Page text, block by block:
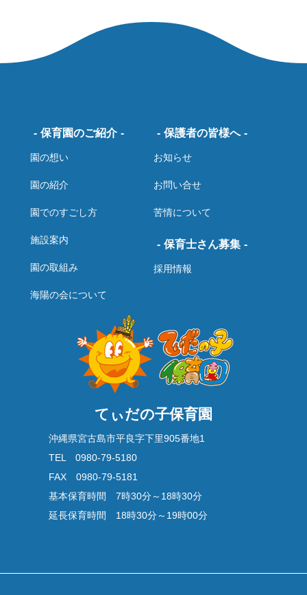
保育園のご紹介
園の想い
園の紹介
園でのすごし方
施設案内
園の取組み
海陽の会について
保護者の皆様へ
お知らせ
お問い合せ
苦情について
保育士さん募集
採用情報
てぃだの子保育園
沖縄県宮古島市平良字下里905番地1
TEL 0980-79-5180
FAX 0980-79-5181
基本保育時間 7時30分～18時30分
延長保育時間 18時30分～19時00分